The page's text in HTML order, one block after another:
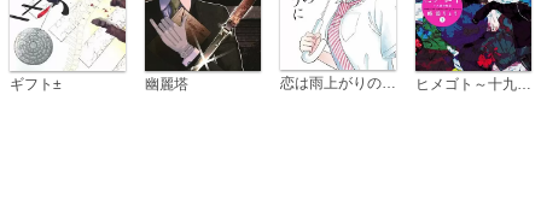
ギフト± 幽麗塔 恋は雨上がりのように